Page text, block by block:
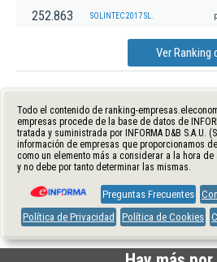
252.863 SOLINTEC 2017 SL.
Ver Ranking
Todo el contenido de ranking-
empresas procede de la base de datos de
tratada y suministrada por INFORMA D&B S.A.U.
información de empresas que proporcionamos
como un elemento más a considerar a la hora
y no debe por tanto determinar las mismas.
Preguntas Frecuentes
Política de Privacidad
Política de Cookies